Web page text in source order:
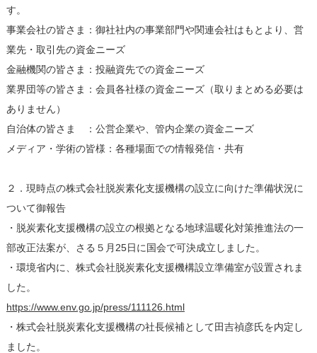
す。
事業会社の皆さま：御社社内の事業部門や関連会社はもとより、営
業先・取引先の資金ニーズ
金融機関の皆さま：投融資先での資金ニーズ
業界団等の皆さま：会員各社様の資金ニーズ（取りまとめる必要は
ありません）
自治体の皆さま ：公営企業や、管内企業の資金ニーズ
メディア・学術の皆様：各種場面での情報発信・共有
２．現時点の株式会社脱炭素化支援機構の設立に向けた準備状況に
ついて御報告
・脱炭素化支援機構の設立の根拠となる地球温暖化対策推進法の一
部改正法案が、さる５月25日に国会で可決成立しました。
・環境省内に、株式会社脱炭素化支援機構設立準備室が設置されま
した。
https://www.env.go.jp/press/111126.html
・株式会社脱炭素化支援機構の社長候補として田吉禎彦氏を内定し
ました。